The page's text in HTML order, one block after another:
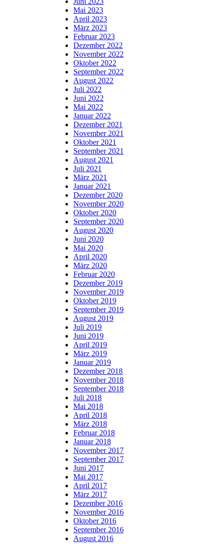
Mai 2023
April 2023
März 2023
Februar 2023
Dezember 2022
November 2022
Oktober 2022
September 2022
August 2022
Juli 2022
Juni 2022
Mai 2022
Januar 2022
Dezember 2021
November 2021
Oktober 2021
September 2021
August 2021
Juli 2021
März 2021
Januar 2021
Dezember 2020
November 2020
Oktober 2020
September 2020
August 2020
Juni 2020
Mai 2020
April 2020
März 2020
Februar 2020
Dezember 2019
November 2019
Oktober 2019
September 2019
August 2019
Juli 2019
Juni 2019
April 2019
März 2019
Januar 2019
Dezember 2018
November 2018
September 2018
Juli 2018
Mai 2018
April 2018
März 2018
Februar 2018
Januar 2018
November 2017
September 2017
Juni 2017
Mai 2017
April 2017
März 2017
Dezember 2016
November 2016
Oktober 2016
September 2016
August 2016